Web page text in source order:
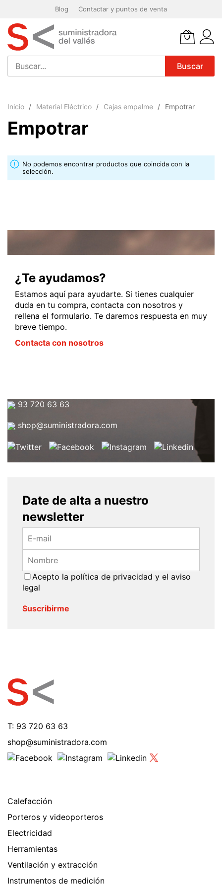
Blog Contactar y puntos de venta
Buscar
contenido
Inicio Material Eléctrico Cajas empalme Empotrar
Empotrar
No podemos encontrar productos que coincida con la
selección.
¿Te ayudamos?
Estamos aquí para ayudarte. Si tienes cualquier
duda en tu compra, contacta con nosotros y
rellena el formulario. Te daremos respuesta en muy
breve tiempo.
Contacta con nosotros
93 720 63 63
shop@suministradora.com
Date de alta a nuestro
newsletter
Acepto la política de privacidad y el aviso
legal
T: 93 720 63 63
shop@suministradora.com
Calefacción
Porteros y videoporteros
Electricidad
Herramientas
Ventilación y extracción
Instrumentos de medición